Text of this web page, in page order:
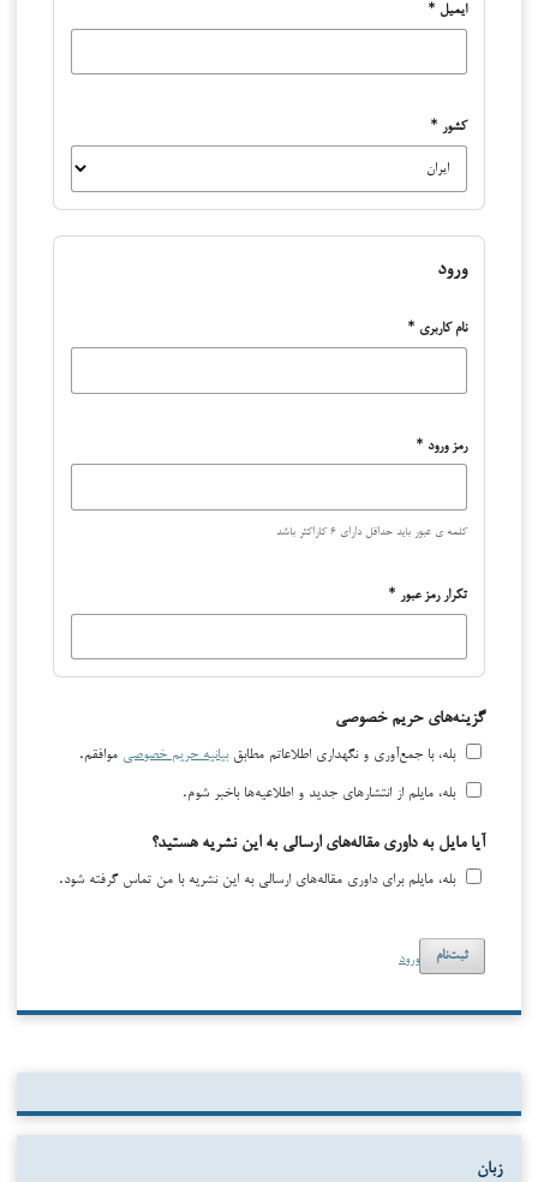
ایمیل *
کشور *
ورود
نام کاربری *
رمز ورود *
کلمه ی عبور باید حداقل دارای ۶ کاراکتر باشد
تکرار رمز عبور *
گزینه‌های حریم خصوصی
بله، با جمع‌آوری و نگهداری اطلاعاتم مطابقبیانیه حریم خصوصی
موافقم.
بله، مایلم از انتشارهای جدید و اطلاعیه‌ها باخبر شوم.
آیا مایل به داوری مقاله‌های ارسالی به این نشریه هستید؟
بله، مایلم برای داوری مقاله‌های ارسالی به این نشریه با من تماس گرفته شود.
ثبت‌نام ورود
زبان